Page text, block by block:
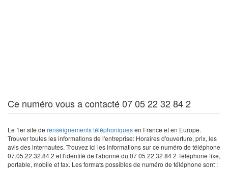
Ce numéro vous a contacté 07 05 22 32 84 2
Le 1er site de renseignements téléphoniquesen France et en Europe.
Trouver toutes les informations de l'entreprise: Horaires d'ouverture, prix, les
avis des internautes. Trouvez ici les informations sur ce numéro de téléphone
07.05.22.32.84.2 et l'identité de l'abonné du 07 05 22 32 84 2 Téléphone fixe,
portable, mobile et fax. Les formats possibles de numéro de téléphone sont :